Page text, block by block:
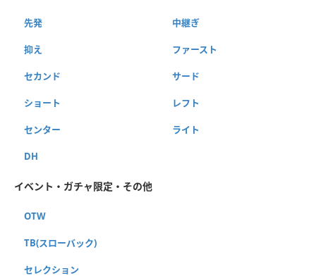
先発 中継ぎ
抑え ファースト
セカンド サード
ショート レフト
センター ライト
DH
イベント・ガチャ限定・その他
OTW
TB(スローバック)
セレクション